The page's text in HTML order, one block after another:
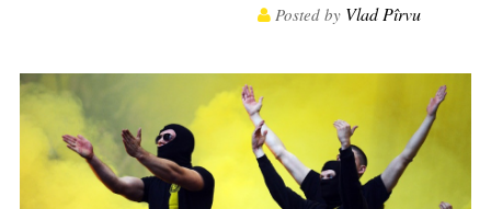
Posted by Vlad Pîrvu